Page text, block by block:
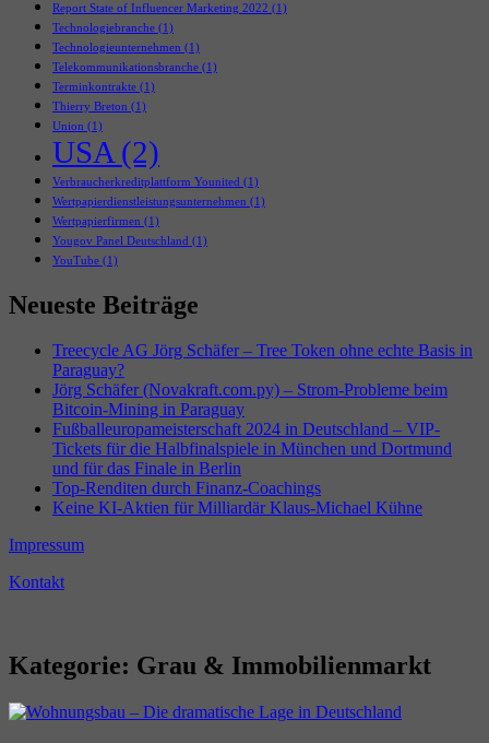
Report State of Influencer Marketing 2022 (1)
Technologiebranche (1)
Technologieunternehmen (1)
Telekommunikationsbranche (1)
Terminkontrakte (1)
Thierry Breton (1)
Union (1)
USA (2)
Verbraucherkreditplattform Younited (1)
Wertpapierdienstleistungsunternehmen (1)
Wertpapierfirmen (1)
Yougov Panel Deutschland (1)
YouTube (1)
Neueste Beiträge
Treecycle AG Jörg Schäfer – Tree Token ohne echte Basis in
Paraguay?
Jörg Schäfer (Novakraft.com.py) – Strom-Probleme beim
Bitcoin-Mining in Paraguay
Fußballeuropameisterschaft 2024 in Deutschland – VIP-
Tickets für die Halbfinalspiele in München und Dortmund
und für das Finale in Berlin
Top-Renditen durch Finanz-Coachings
Keine KI-Aktien für Milliardär Klaus-Michael Kühne
Impressum
Kontakt
Kategorie: Grau & Immobilienmarkt